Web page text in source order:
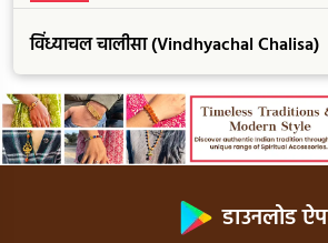
विंध्याचल चालीसा (Vindhyachal Chalisa)
डाउनलोड ऐप